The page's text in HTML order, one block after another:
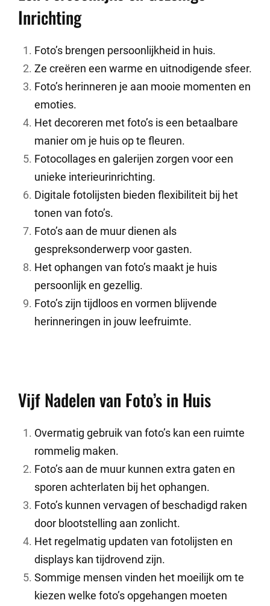
Inrichting
Foto’s brengen persoonlijkheid in huis.
Ze creëren een warme en uitnodigende sfeer.
Foto’s herinneren je aan mooie momenten en
emoties.
Het decoreren met foto’s is een betaalbare
manier om je huis op te fleuren.
Fotocollages en galerijen zorgen voor een
unieke interieurinrichting.
Digitale fotolijsten bieden flexibiliteit bij het
tonen van foto’s.
Foto’s aan de muur dienen als
gespreksonderwerp voor gasten.
Het ophangen van foto’s maakt je huis
persoonlijk en gezellig.
Foto’s zijn tijdloos en vormen blijvende
herinneringen in jouw leefruimte.
Vijf Nadelen van Foto’s in Huis
Overmatig gebruik van foto’s kan een ruimte
rommelig maken.
Foto’s aan de muur kunnen extra gaten en
sporen achterlaten bij het ophangen.
Foto’s kunnen vervagen of beschadigd raken
door blootstelling aan zonlicht.
Het regelmatig updaten van fotolijsten en
displays kan tijdrovend zijn.
Sommige mensen vinden het moeilijk om te
kiezen welke foto’s opgehangen moeten